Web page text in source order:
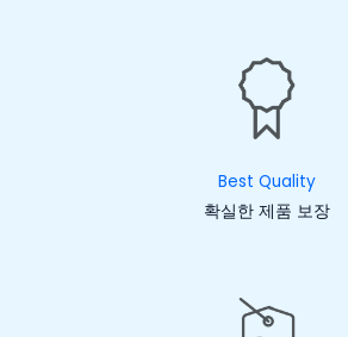
Best Quality
확실한 제품 보장